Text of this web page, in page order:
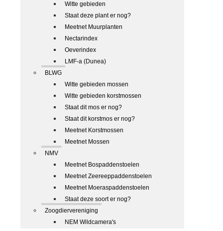
Witte gebieden
Staat deze plant er nog?
Meetnet Muurplanten
Nectarindex
Oeverindex
LMF-a (Dunea)
BLWG
Witte gebieden mossen
Witte gebieden korstmossen
Staat dit mos er nog?
Staat dit korstmos er nog?
Meetnet Korstmossen
Meetnet Mossen
NMV
Meetnet Bospaddenstoelen
Meetnet Zeereeppaddenstoelen
Meetnet Moeraspaddenstoelen
Staat deze soort er nog?
Zoogdiervereniging
NEM Wildcamera's